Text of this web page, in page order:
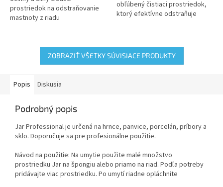
prostriedok na odstraňovanie
mastnoty z riadu
obľúbený čistiaci prostriedok,
ktorý efektívne odstraňuje
ZOBRAZIŤ VŠETKY SÚVISIACE PRODUKTY
Popis Diskusia
Podrobný popis
Jar Professional je určená na hrnce, panvice, porcelán, príbory a
sklo. Doporučuje sa pre profesionálne použitie.
Návod na použitie: Na umytie použite malé množstvo
prostriedku Jar na špongiu alebo priamo na riad. Podľa potreby
pridávajte viac prostriedku. Po umytí riadne opláchnite